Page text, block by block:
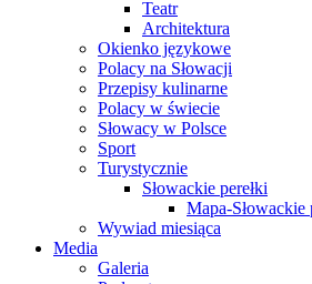
Teatr
Architektura
Okienko językowe
Polacy na Słowacji
Przepisy kulinarne
Polacy w świecie
Słowacy w Polsce
Sport
Turystycznie
Słowackie perełki
Mapa-Słowackie
Wywiad miesiąca
Media
Galeria